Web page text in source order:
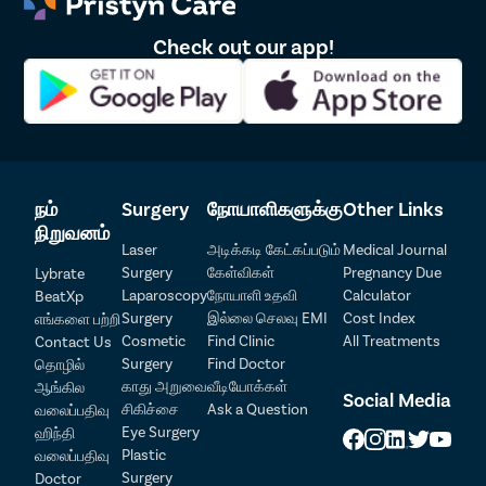
ஹெமரேஜ், கிழிந்த இரத்த நாளங்களால் ஏற்படும்
அசாதாரண இரத்த ஓட்டம்
காயங்களுக்குப் பிறகு அசாதாரணமான வளர்ச்சியாக
தோன்றக் கூடிய கெலாய்ட்
நரம்பு காயம்
திருவொற்றியூர்இல் அனுபவமிக்க
லிபோமா அறுவை சிகிச்சை நிபுணர்கள்
லிபோமாவுக்கு சிறந்த சிகிச்சை வழங்க, திருவொற்றியூர்இல்
லிபோமா எக்சிஷன் மற்றும் லிபோசக்ஷன் செய்வதில்
நிபுணத்துவம் பெற்ற அனுபவம் வாய்ந்த அறுவை சிகிச்சை
நிபுணர்களின் குழு பிரிஸ்டின் கேரில் உள்ளது. எங்கள்
அர்ப்பணிப்புள்ள காஸ்மெடிக்/பிளாஸ்டிக் அறுவை சிகிச்சை
நிபுணர்கள், மக்களின் அழகுக்கலையில் சிறப்பு கவனம்
செலுத்துகிறார்கள் என்பதையும், கொழுப்பை நீக்கும் போது
தழும்பு வரக்கூடாது என்பதையும் புரிந்து கொள்கிறார்கள்.
Check out our app!
நம்
நிறுவனம்
Lybrate
BeatXp
எங்களை பற்றி
Contact Us
தொழில்
ஆங்கில
வலைப்பதிவு
ஹிந்தி
வலைப்பதிவு
Doctor
Surgery
Laser
Surgery
Laparoscopy
Surgery
Cosmetic
Surgery
காது அறுவை
சிகிச்சை
Eye Surgery
Plastic
Surgery
நோயாளிகளுக்கு
அடிக்கடி கேட்கப்படும்
கேள்விகள்
நோயாளி உதவி
இல்லை செலவு EMI
Find Clinic
Find Doctor
வீடியோக்கள்
Ask a Question
Other Links
Medical Journal
Pregnancy Due
Calculator
Cost Index
All Treatments
Social Media
Patient Detail